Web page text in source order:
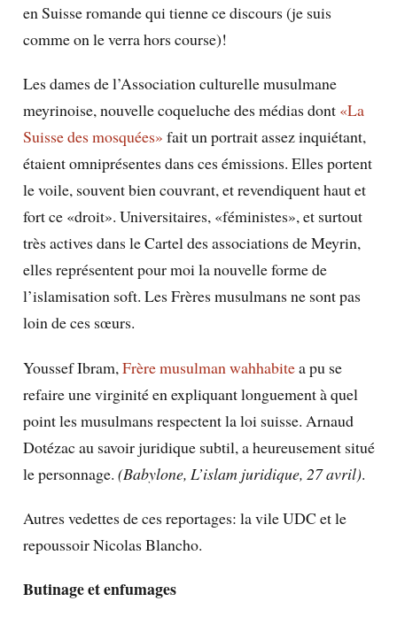
en Suisse romande qui tienne ce discours (je suis
comme on le verra hors course)!
Les dames de l’Association culturelle musulmane
meyrinoise, nouvelle coqueluche des médias dont «La
Suisse des mosquées» fait un portrait assez inquiétant,
étaient omniprésentes dans ces émissions. Elles portent
le voile, souvent bien couvrant, et revendiquent haut et
fort ce «droit». Universitaires, «féministes», et surtout
très actives dans le Cartel des associations de Meyrin,
elles représentent pour moi la nouvelle forme de
l’islamisation soft. Les Frères musulmans ne sont pas
loin de ces sœurs.
Youssef Ibram, Frère musulman wahhabitea pu se
refaire une virginité en expliquant longuement à quel
point les musulmans respectent la loi suisse. Arnaud
Dotézac au savoir juridique subtil, a heureusement situé
le personnage. (Babylone, L’islam juridique, 27 avril).
Autres vedettes de ces reportages: la vile UDC et le
repoussoir Nicolas Blancho.
Butinage et enfumages